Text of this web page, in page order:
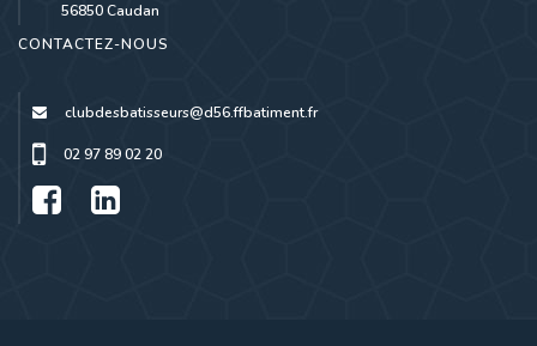
56850 Caudan
CONTACTEZ-NOUS
clubdesbatisseurs@d56.ffbatiment.fr
02 97 89 02 20